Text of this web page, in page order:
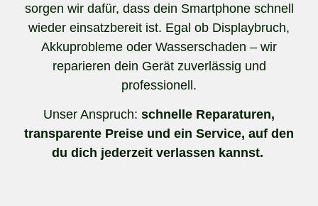
sorgen wir dafür, dass dein Smartphone schnell
wieder einsatzbereit ist. Egal ob Displaybruch,
Akkuprobleme oder Wasserschaden – wir
reparieren dein Gerät zuverlässig und
professionell.
Unser Anspruch: schnelle Reparaturen,
transparente Preise und ein Service, auf den
du dich jederzeit verlassen kannst.